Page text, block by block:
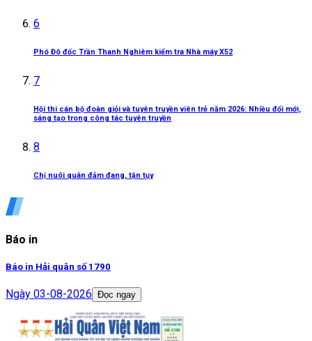
6
Phó Đô đốc Trần Thanh Nghiêm kiểm tra Nhà máy X52
7
Hội thi cán bộ đoàn giỏi và tuyên truyền viên trẻ năm 2026: Nhiều đổi mới,
sáng tạo trong công tác tuyên truyền
8
Chị nuôi quân đảm đang, tận tụy
Báo in
Báo in Hải quân số 1790
Ngày 03-08-2026 Đọc ngay